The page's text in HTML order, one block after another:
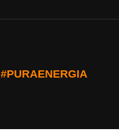
#PURAENERGIA